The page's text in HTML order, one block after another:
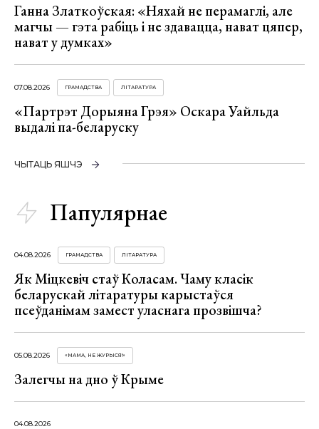
Ганна Златкоўская: «Няхай не перамаглі, але
магчы — гэта рабіць і не здавацца, нават цяпер,
нават у думках»
07.08.2026 ГРАМАДСТВА ЛІТАРАТУРА
«Партрэт Дорыяна Грэя» Оскара Уайльда
выдалі па-беларуску
ЧЫТАЦЬ ЯШЧЭ
Папулярнае
04.08.2026 ГРАМАДСТВА ЛІТАРАТУРА
Як Міцкевіч стаў Коласам. Чаму класік
беларускай літаратуры карыстаўся
псеўданімам замест уласнага прозвішча?
05.08.2026 «МАМА, НЕ ЖУРЫСЯ!»
Залегчы на дно ў Крыме
04.08.2026